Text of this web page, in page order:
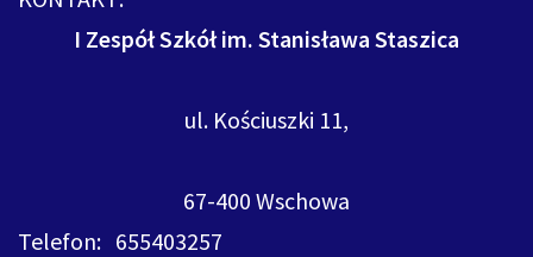
I Zespół Szkół im. Stanisława Staszica
ul. Kościuszki 11,
67-400 Wschowa
Telefon: 655403257